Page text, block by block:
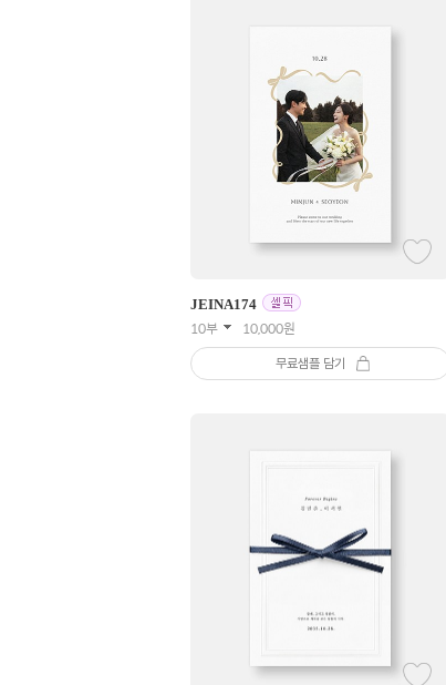
JEINA174
10부 10,000원
무료샘플 담기